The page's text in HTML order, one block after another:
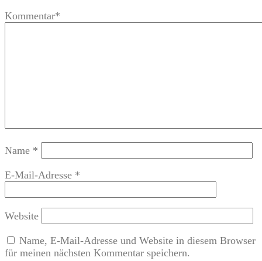
Kommentar*
Name *
E-Mail-Adresse *
Website
Name, E-Mail-Adresse und Website in diesem Browser
für meinen nächsten Kommentar speichern.